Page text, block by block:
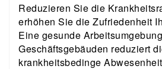
Reduzieren Sie die
erhöhen Sie die Zufriedenheit
Eine gesunde
Geschäftsgebäuden reduziert
krankheitsbedinge